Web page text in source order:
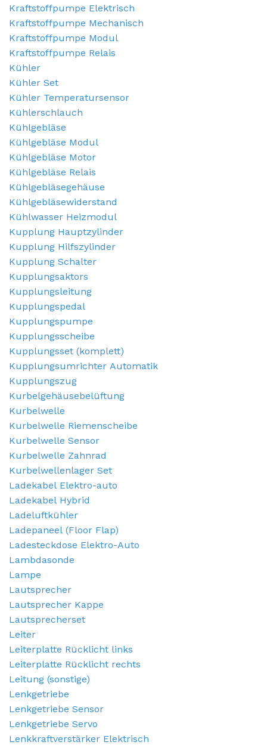
Kraftstoffpumpe Elektrisch
Kraftstoffpumpe Mechanisch
Kraftstoffpumpe Modul
Kraftstoffpumpe Relais
Kühler
Kühler Set
Kühler Temperatursensor
Kühlerschlauch
Kühlgebläse
Kühlgebläse Modul
Kühlgebläse Motor
Kühlgebläse Relais
Kühlgebläsegehäuse
Kühlgebläsewiderstand
Kühlwasser Heizmodul
Kupplung Hauptzylinder
Kupplung Hilfszylinder
Kupplung Schalter
Kupplungsaktors
Kupplungsleitung
Kupplungspedal
Kupplungspumpe
Kupplungsscheibe
Kupplungsset (komplett)
Kupplungsumrichter Automatik
Kupplungszug
Kurbelgehäusebelüftung
Kurbelwelle
Kurbelwelle Riemenscheibe
Kurbelwelle Sensor
Kurbelwelle Zahnrad
Kurbelwellenlager Set
Ladekabel Elektro-auto
Ladekabel Hybrid
Ladeluftkühler
Ladepaneel (Floor Flap)
Ladesteckdose Elektro-Auto
Lambdasonde
Lampe
Lautsprecher
Lautsprecher Kappe
Lautsprecherset
Leiter
Leiterplatte Rücklicht links
Leiterplatte Rücklicht rechts
Leitung (sonstige)
Lenkgetriebe
Lenkgetriebe Sensor
Lenkgetriebe Servo
Lenkkraftverstärker Elektrisch